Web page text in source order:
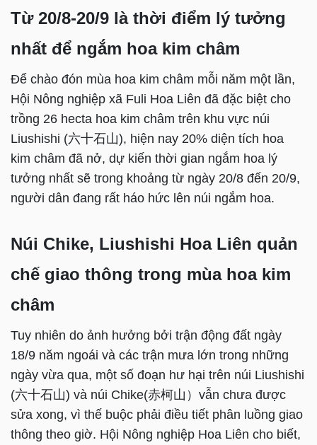
Từ 20/8-20/9 là thời điểm lý tưởng
nhất để ngắm hoa kim châm
Để chào đón mùa hoa kim châm mỗi năm một lần,
Hội Nông nghiệp xã Fuli Hoa Liên đã đặc biệt cho
trồng 26 hecta hoa kim châm trên khu vực núi
Liushishi (六十石山), hiện nay 20% diện tích hoa
kim châm đã nở, dự kiến thời gian ngắm hoa lý
tưởng nhất sẽ trong khoảng từ ngày 20/8 đến 20/9,
người dân đang rất háo hức lên núi ngắm hoa.
Núi Chike, Liushishi Hoa Liên quản
chế giao thông trong mùa hoa kim
châm
Tuy nhiên do ảnh hưởng bởi trận động đất ngày
18/9 năm ngoái và các trận mưa lớn trong những
ngày vừa qua, một số đoạn hư hại trên núi Liushishi
(六十石山) và núi Chike(赤柯山）vẫn chưa được
sửa xong, vì thế buộc phải điều tiết phân luồng giao
thông theo giờ. Hội Nông nghiệp Hoa Liên cho biết,